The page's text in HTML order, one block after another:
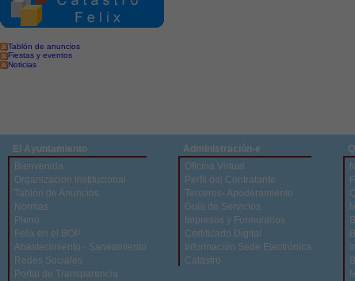
Tablón de anuncios
Fiestas y eventos
Noticias
El Ayuntamiento
Bienvenida
Organización Institucional
Tablón de Anuncios
Normas
Pleno
Felix en el BOP
Abastecimiento - Saneamiento
Redes Sociales
Portal de Transparencia
Administración-e
Oficina Virtual
Perfil del Contratante
Terceros- Apoderamiento
Guía de Servicios
Impresos y Formularios
Certificado Digital
Información Sede Electrónica
Catastro